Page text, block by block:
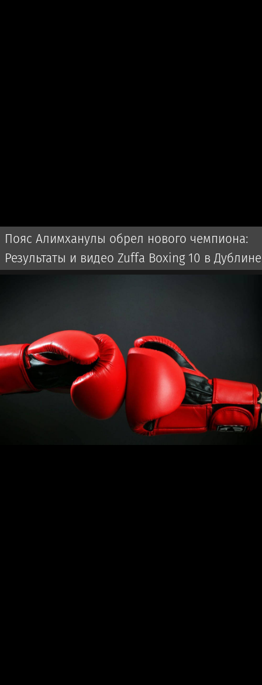
Пояс Алимханулы обрел нового чемпиона:
Результаты и видео Zuffa Boxing 10 в Дублине